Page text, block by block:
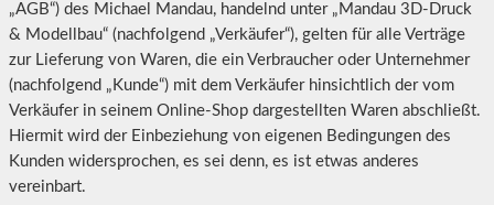
„AGB“) des Michael Mandau, handelnd unter „Mandau 3D-Druck
& Modellbau“ (nachfolgend „Verkäufer“), gelten für alle Verträge
zur Lieferung von Waren, die ein Verbraucher oder Unternehmer
(nachfolgend „Kunde“) mit dem Verkäufer hinsichtlich der vom
Verkäufer in seinem Online-Shop dargestellten Waren abschließt.
Hiermit wird der Einbeziehung von eigenen Bedingungen des
Kunden widersprochen, es sei denn, es ist etwas anderes
vereinbart.